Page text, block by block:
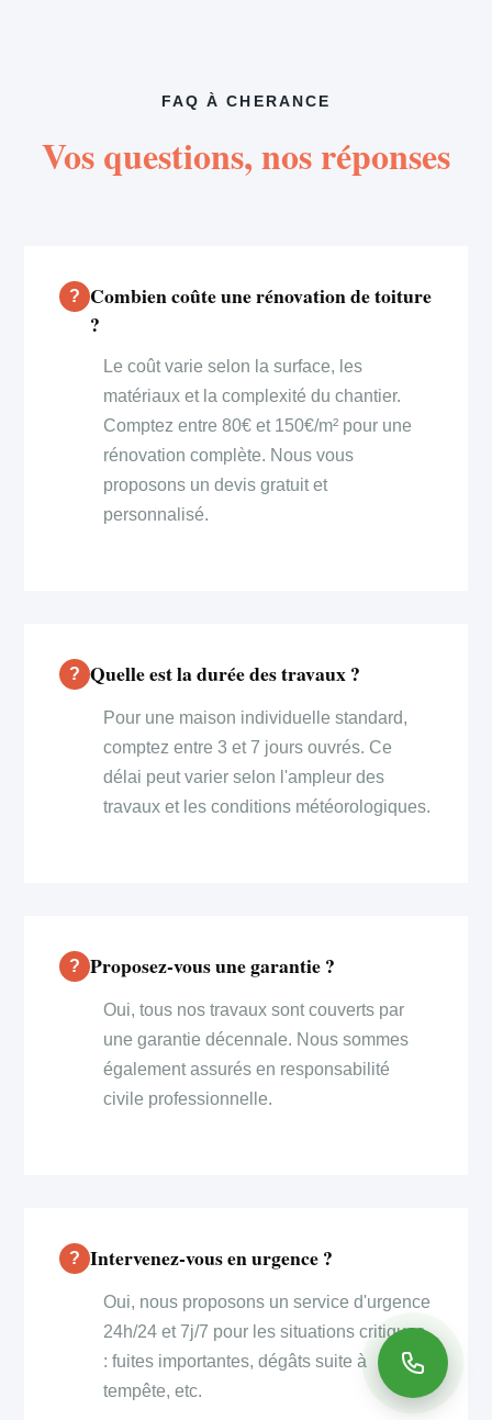
FAQ À CHERANCE
Vos questions, nos réponses
Combien coûte une rénovation de toiture
?
Le coût varie selon la surface, les
matériaux et la complexité du chantier.
Comptez entre 80€ et 150€/m² pour une
rénovation complète. Nous vous
proposons un devis gratuit et
personnalisé.
Quelle est la durée des travaux ?
Pour une maison individuelle standard,
comptez entre 3 et 7 jours ouvrés. Ce
délai peut varier selon l'ampleur des
travaux et les conditions météorologiques.
Proposez-vous une garantie ?
Oui, tous nos travaux sont couverts par
une garantie décennale. Nous sommes
également assurés en responsabilité
civile professionnelle.
Intervenez-vous en urgence ?
Oui, nous proposons un service d'urgence
24h/24 et 7j/7 pour les situations critiques
: fuites importantes, dégâts suite à
tempête, etc.